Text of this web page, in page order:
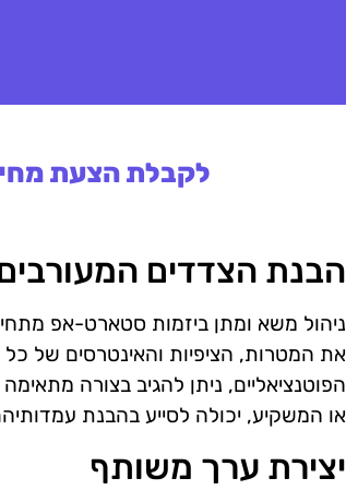
לקבלת הצעת
הבנת הצדדים
ניהול משא ומתן ביזמות סטארט-אפ
את המטרות, הציפיות והאינטרסים של
הפוטנציאליים, ניתן להגיב בצורה
או המשקיע, יכולה לסייע בהבנת
יצירת ערך משותף